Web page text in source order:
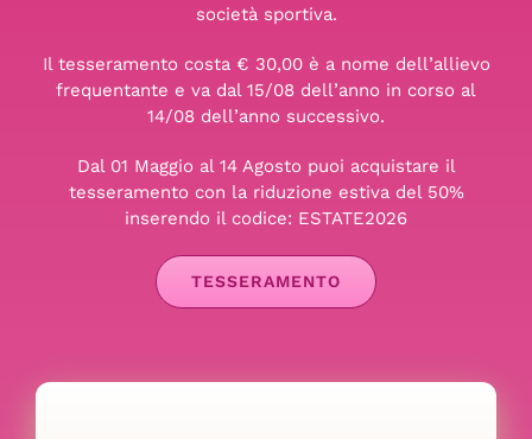
società sportiva.
Il tesseramento costa € 30,00 è a nome dell’allievo
frequentante e va dal 15/08 dell’anno in corso al
14/08 dell’anno successivo.
Dal 01 Maggio al 14 Agosto puoi acquistare il
tesseramento con la riduzione estiva del 50%
inserendo il codice: ESTATE2026
TESSERAMENTO